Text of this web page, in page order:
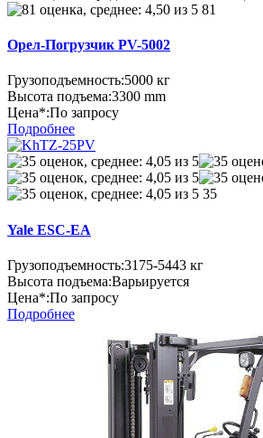
81
Орел-Погрузчик PV-5002
Грузоподъемность:5000 кг
Высота подъема:3300 mm
Цена*:По запросу
Подробнее
35
Yale ESC-EA
Грузоподъемность:3175-5443 кг
Высота подъема:Варьируется
Цена*:По запросу
Подробнее